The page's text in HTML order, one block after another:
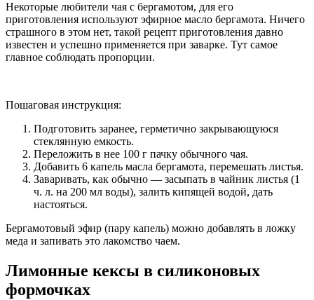
Некоторые любители чая с бергамотом, для его
приготовления используют эфирное масло бергамота. Ничего
страшного в этом нет, такой рецепт приготовления давно
известен и успешно применяется при заварке. Тут самое
главное соблюдать пропорции.
Пошаговая инструкция:
Подготовить заранее, герметично закрывающуюся
стеклянную емкость.
Переложить в нее 100 г пачку обычного чая.
Добавить 6 капель масла бергамота, перемешать листья.
Заваривать, как обычно — засыпать в чайник листья (1
ч. л. на 200 мл воды), залить кипящей водой, дать
настояться.
Бергамотовый эфир (пару капель) можно добавлять в ложку
меда и запивать это лакомство чаем.
Лимонные кексы в силиконовых
формочках